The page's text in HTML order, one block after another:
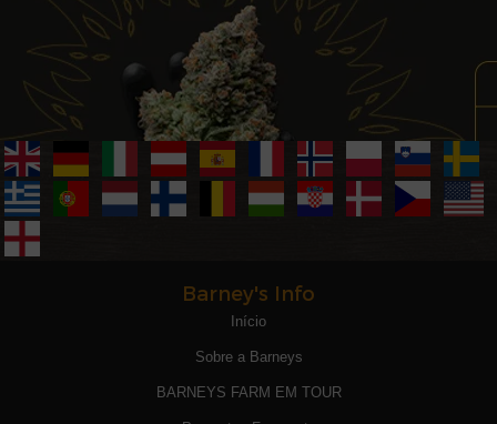
Barney's Info
Início
Sobre a Barneys
BARNEYS FARM EM TOUR